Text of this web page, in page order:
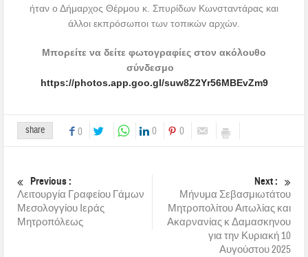
ήταν ο Δήμαρχος Θέρμου κ. Σπυρίδων Κωνσταντάρας και
άλλοι εκπρόσωποι των τοπικών αρχών.
Μπορείτε να δείτε φωτογραφίες στον ακόλουθο
σύνδεσμο
https://photos.app.goo.gl/suw8Z2Yr56MBEvZm9
share 0 0 0
Previous :
Λειτουργία Γραφείου Γάμων
Μεσολογγίου Ιεράς
Μητροπόλεως
Next :
Μήνυμα Σεβασμιωτάτου
Μητροπολίτου Αιτωλίας και
Ακαρνανίας κ Δαμασκηνου
για την Κυριακή 10
Αυγούστου 2025